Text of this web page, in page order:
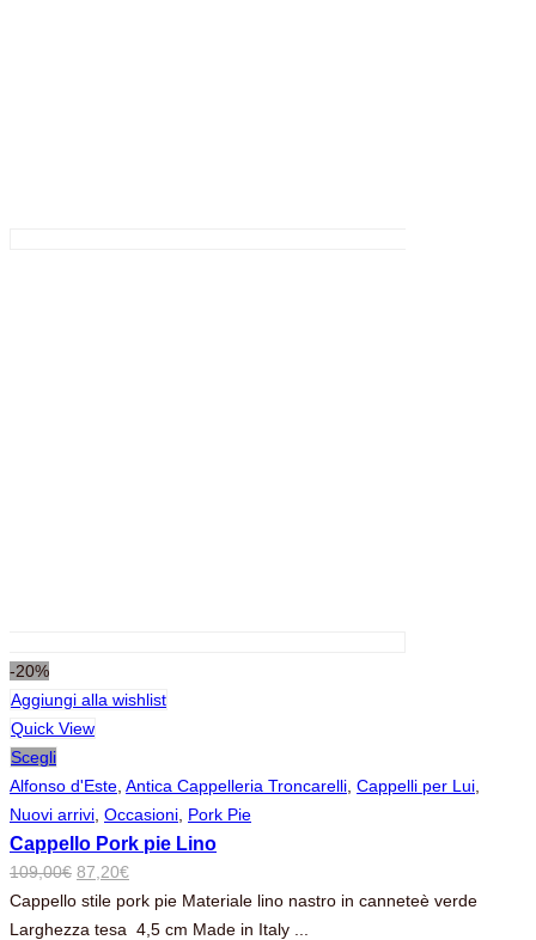
-20%
Aggiungi alla wishlist
Quick View
Scegli
Alfonso d'Este Antica Cappelleria Troncarelli Cappelli per Lui
Nuovi arrivi Occasioni Pork Pie
Cappello Pork pie Lino
109,00€ Il
prezzo
originale
87,20€Il
prezzo
attuale
Cappello stile pork pie Materiale lino nastro in canneteè verde
Larghezza tesa 4,5 cm Made in Italy ...